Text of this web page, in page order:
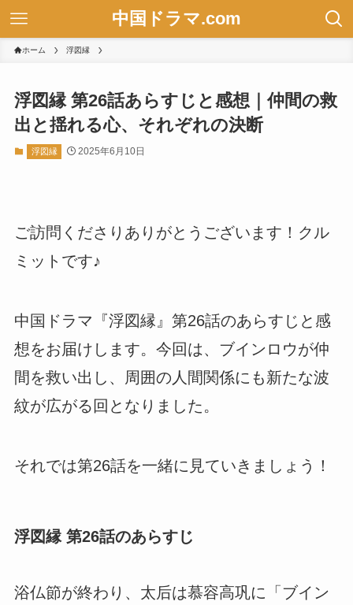
中国ドラマ.com
ホーム 浮図縁
浮図縁 第26話あらすじと感想｜仲間の救
出と揺れる心、それぞれの決断
浮図縁 2025年6月10日
ご訪問くださりありがとうございます！クル
ミットです♪
中国ドラマ『浮図縁』第26話のあらすじと感
想をお届けします。今回は、ブインロウが仲
間を救い出し、周囲の人間関係にも新たな波
紋が広がる回となりました。
それでは第26話を一緒に見ていきましょう！
浮図縁 第26話のあらすじ
浴仏節が終わり、太后は慕容高巩に「ブイン